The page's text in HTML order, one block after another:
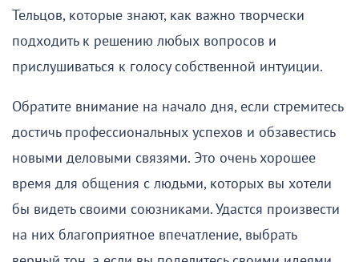
Тельцов, которые знают, как важно творчески
подходить к решению любых вопросов и
прислушиваться к голосу собственной интуиции.
Обратите внимание на начало дня, если стремитесь
достичь профессиональных успехов и обзавестись
новыми деловыми связями. Это очень хорошее
время для общения с людьми, которых вы хотели
бы видеть своими союзниками. Удастся произвести
на них благоприятное впечатление, выбрать